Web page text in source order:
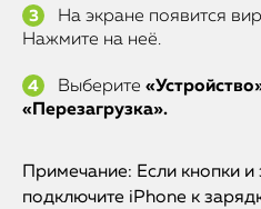
На экране появится
Нажмите на неё.
Выберите
«Перезагрузка».
Примечание: Если кнопки и
подключите iPhone к